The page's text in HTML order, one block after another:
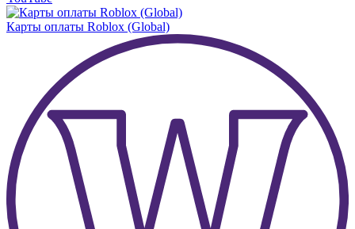
Карты оплаты Roblox (Global)